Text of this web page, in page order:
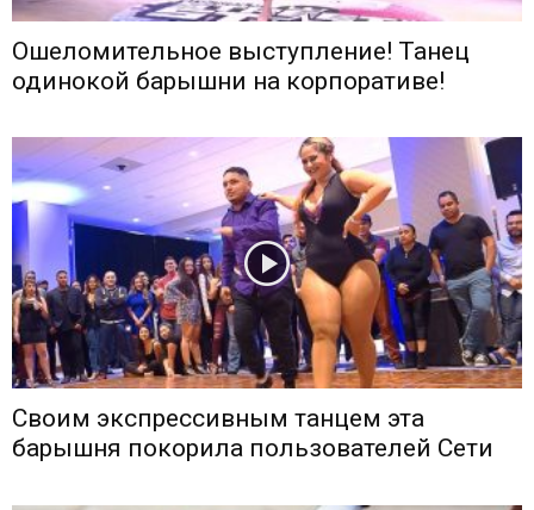
Ошеломительное выступление! Танец
одинокой барышни на корпоративе!
Своим экспрессивным танцем эта
барышня покорила пользователей Сети